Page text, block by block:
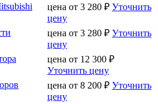
цена от 3 280 ₽ Уточнить
цену
цена от 3 280 ₽ Уточнить
цену
цена от 12 300 ₽
Уточнить цену
цена от 8 200 ₽ Уточнить
цену